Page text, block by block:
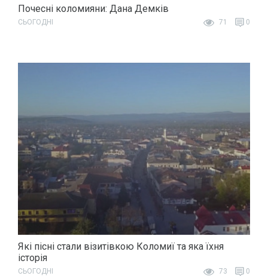
Почесні коломияни: Дана Демків
СЬОГОДНІ 71 0
Які пісні стали візитівкою Коломиї та яка їхня
історія
СЬОГОДНІ 73 0